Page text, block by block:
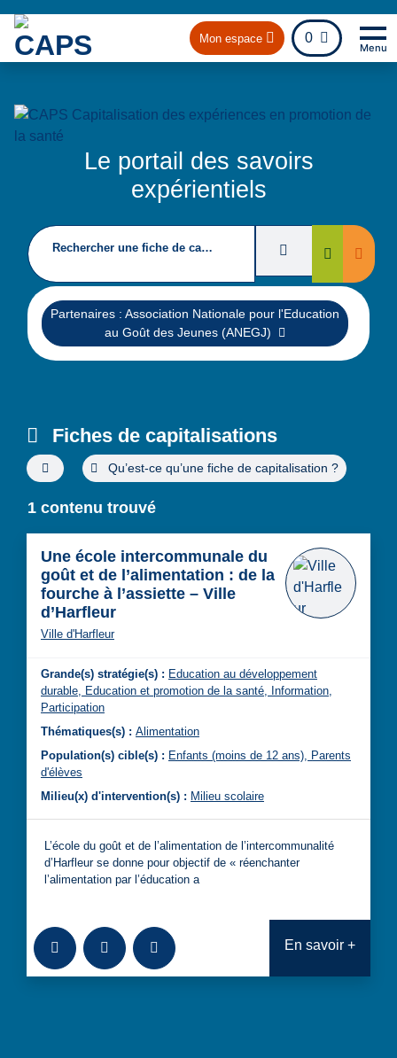
Mon espace 0
fichier
Menu
Le portail des savoirs
expérientiels
Rechercher une fiche de capitalisation Filtres deRechercher
Supprimer
Partenaires : Association Nationale pour l'Education
au Goût des Jeunes (ANEGJ)
Fiches de capitalisations
Filtres de recherche avancée
Qu’est-ce qu’une fiche de capitalisation ?
1 contenu trouvé
Une école intercommunale du
goût et de l’alimentation : de la
fourche à l’assiette – Ville
d’Harfleur
Ville d'Harfleur
Grande(s) stratégie(s) : Education au développement
durable, Education et promotion de la santé, Information,
Participation
Thématiques(s) : Alimentation
Population(s) cible(s) : Enfants (moins de 12 ans), Parents
d'élèves
Milieu(x) d'intervention(s) : Milieu scolaire
L’école du goût et de l’alimentation de l’intercommunalité
d’Harfleur se donne pour objectif de « réenchanter
l’alimentation par l’éducation a
Ajouter à la bibliothèque
TéléchargerConsulter En savoir +